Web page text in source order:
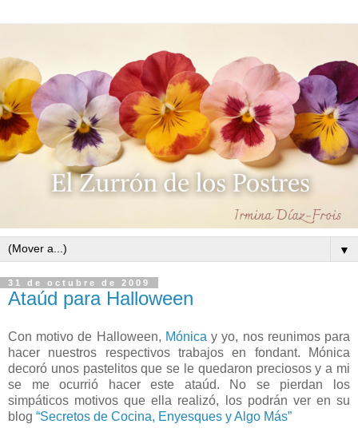
▼
31 de octubre de 2009
Ataúd para Halloween
Con motivo de Halloween, Mónicay yo, nos reunimos para
hacer nuestros respectivos trabajos en fondant. Mónica
decoró unos pastelitos que se le quedaron preciosos y a mi
se me ocurrió hacer este ataúd. No se pierdan los
simpáticos motivos que ella realizó, los podrán ver en su
blog “Secretos de Cocina, Enyesques y Algo Más”